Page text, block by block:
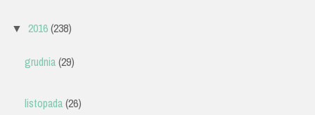
▼ 2016(238)
grudnia(29)
listopada(26)